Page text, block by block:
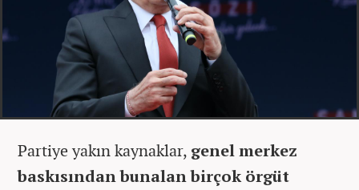
Partiye yakın kaynaklar, genel merkez
baskısından bunalan birçok örgüt